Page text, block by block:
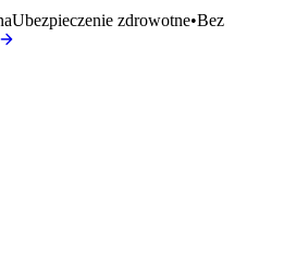
Ubezpieczenie zdrowotne•Bez